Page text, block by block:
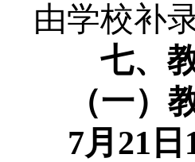
由学校补
七、
（一）
7月 21日